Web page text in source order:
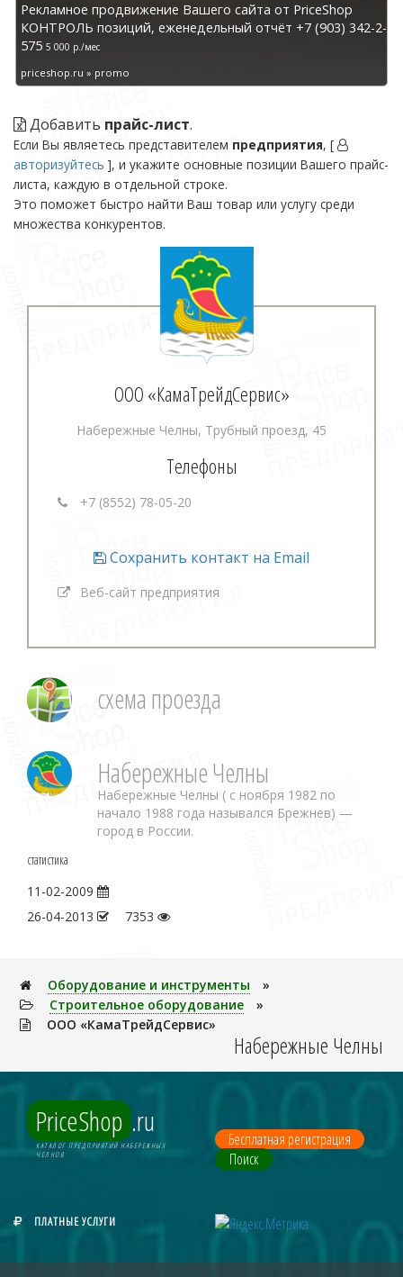
Рекламное продвижение Вашего сайта от PriceShop
КОНТРОЛЬ позиций, еженедельный отчёт +7 (903) 342-2-
575 5 000 р./мес
priceshop.ru » promo
Добавить прайс-лист.
Если Вы являетесь представителем предприятия, [
авторизуйтесь ], и укажите основные позиции Вашего прайс-
листа, каждую в отдельной строке.
Это поможет быстро найти Ваш товар или услугу среди
множества конкурентов.
ООО «КамаТрейдСервис»
Набережные Челны, Трубный проезд, 45
Телефоны
+7 (8552) 78-05-20
Сохранить контакт на Email
Веб-сайт предприятия
схема проезда
Набережные Челны
Набережные Челны ( с ноября 1982 по
начало 1988 года назывался Брежнев) —
город в России.
статистика
11-02-2009
26-04-2013
7353
Оборудование и инструменты
»
Строительное оборудование
»
ООО «КамаТрейдСервис»
Набережные Челны
PriceShop .ru
КАТАЛОГ ПРЕДПРИЯТИЙ НАБЕРЕЖНЫХ
ЧЕЛНОВ
Бесплатная регистрация
Поиск
ПЛАТНЫЕ УСЛУГИ